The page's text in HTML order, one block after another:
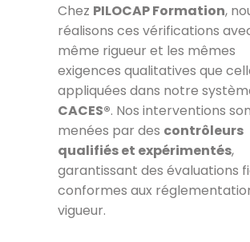
Chez PILOCAP Formation,
réalisons ces vérifications
même rigueur et les mêmes
exigences qualitatives que
appliquées dans notre
CACES®. Nos interventions
menées par des contrôleurs
qualifiés et expérimentés,
garantissant des évaluations
conformes aux
vigueur.